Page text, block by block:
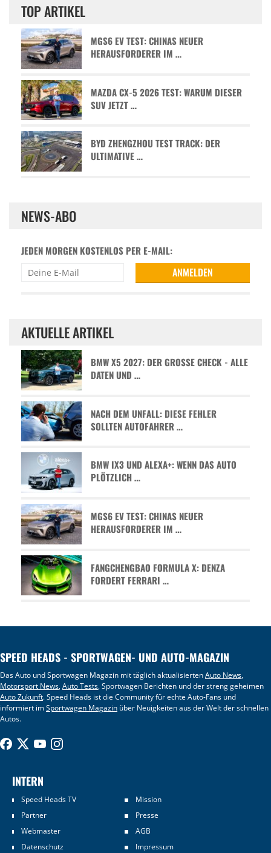
TOP ARTIKEL
MGS6 EV TEST: CHINAS NEUER
HERAUSFORDERER IM …
MAZDA CX-5 2026 TEST: WARUM DIESER
SUV JETZT …
BYD ZHENGZHOU TEST TRACK: DER
ULTIMATIVE …
NEWS-ABO
JEDEN MORGEN KOSTENLOS PER E-MAIL:
AKTUELLE ARTIKEL
BMW X5 2027: DER GROSSE CHECK - ALLE D
ATEN UND …
NACH DEM UNFALL: DIESE FEHLER
SOLLTEN AUTOFAHRER …
BMW IX3 UND ALEXA+: WENN DAS AUTO
PLÖTZLICH …
MGS6 EV TEST: CHINAS NEUER
HERAUSFORDERER IM …
FANGCHENGBAO FORMULA X: DENZA
FORDERT FERRARI …
SPEED HEADS - SPORTWAGEN- UND AUTO-MAGAZIN
Das Auto und Sportwagen Magazin mit täglich aktualisiertenAuto News,
Motorsport News,Auto Tests, Sportwagen Berichten und der streng geheimen
Auto Zukunft. Speed Heads ist die Community für echte Auto-Fans und
informiert imSportwagen Magazin über Neuigkeiten aus der Welt der schnellen
Autos.
INTERN
Speed Heads TV
Mission
Partner
Presse
Webmaster
AGB
Datenschutz
Impressum